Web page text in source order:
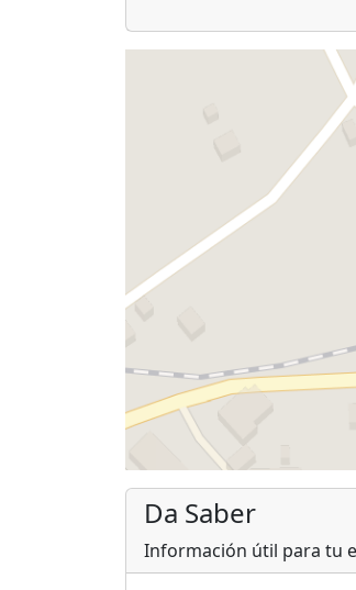
Da Saber
Información útil para tu